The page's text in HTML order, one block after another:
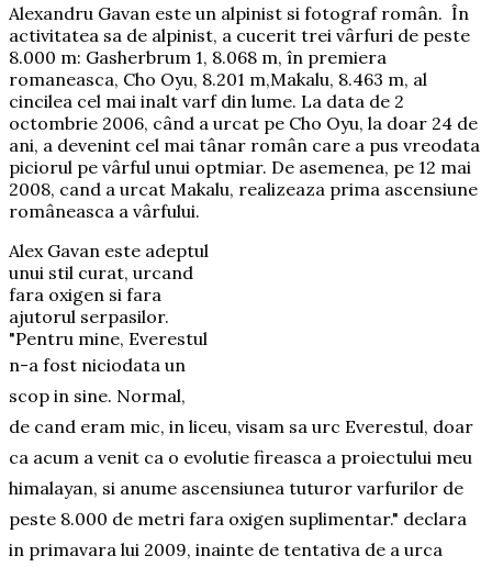
Alexandru Gavan este un alpinist si fotograf român. În
activitatea sa de alpinist, a cucerit trei vârfuri de peste
8.000 m: Gasherbrum 1, 8.068 m, în premiera
romaneasca, Cho Oyu, 8.201 m,Makalu, 8.463 m, al
cincilea cel mai inalt varf din lume. La data de 2
octombrie 2006, când a urcat pe Cho Oyu, la doar 24 de
ani, a devenint cel mai tânar român care a pus vreodata
piciorul pe vârful unui optmiar. De asemenea, pe 12 mai
2008, cand a urcat Makalu, realizeaza prima ascensiune
româneasca a vârfului.
Alex Gavan este adeptul
unui stil curat, urcand
fara oxigen si fara
ajutorul serpasilor.
"Pentru mine, Everestul
n-a fost niciodata un
scop in sine. Normal,
de cand eram mic, in liceu, visam sa urc Everestul, doar
ca acum a venit ca o evolutie fireasca a proiectului meu
hima­layan, si anume ascensiunea tuturor varfurilor de
peste 8.000 de metri fara oxigen suplimentar." declara
in primavara lui 2009, inainte de tentativa de a urca